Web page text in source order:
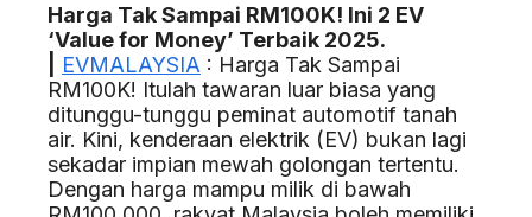
Harga Tak Sampai RM100K! Ini 2 EV
‘Value for Money’ Terbaik 2025.
EVMALAYSIA : Harga Tak Sampai
RM100K! Itulah tawaran luar biasa yang
ditunggu-tunggu peminat automotif tanah
air. Kini, kenderaan elektrik (EV) bukan lagi
sekadar impian mewah golongan tertentu.
Dengan harga mampu milik di bawah